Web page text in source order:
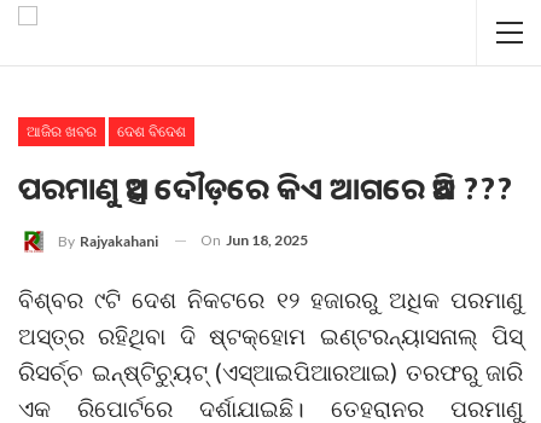
ଆଜିର ଖବର ଦେଶ ବିଦେଶ
ପରମାଣୁ ଅସ୍ତ୍ର ଦୌଡ଼ରେ କିଏ ଆଗରେ ଅଛି ???
By Rajyakahani On Jun 18, 2025
ବିଶ୍ବର ୯ଟି ଦେଶ ନିକଟରେ ୧୨ ହଜାରରୁ ଅଧିକ ପରମାଣୁ
ଅସ୍ତ୍ର ରହିଥିବା ଦି ଷ୍ଟକ୍‌ହୋମ ଇଣ୍ଟରନ୍ୟାସନାଲ୍‌ ପିସ୍‌
ରିସର୍ଚ୍ଚ ଇନ୍‌ଷ୍ଟିଚ୍ୟୁଟ୍‌ (ଏସ୍‌ଆଇପିଆରଆଇ) ତରଫରୁ ଜାରି
ଏକ ରିପୋର୍ଟରେ ଦର୍ଶାଯାଇଛି। ତେହରାନର ପରମାଣୁ